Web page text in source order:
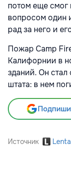
потом еще смог
вопросом один
рад за него и
Пожар Camp
Калифорнии в
зданий. Он
штата: в нем
Источник Lenta